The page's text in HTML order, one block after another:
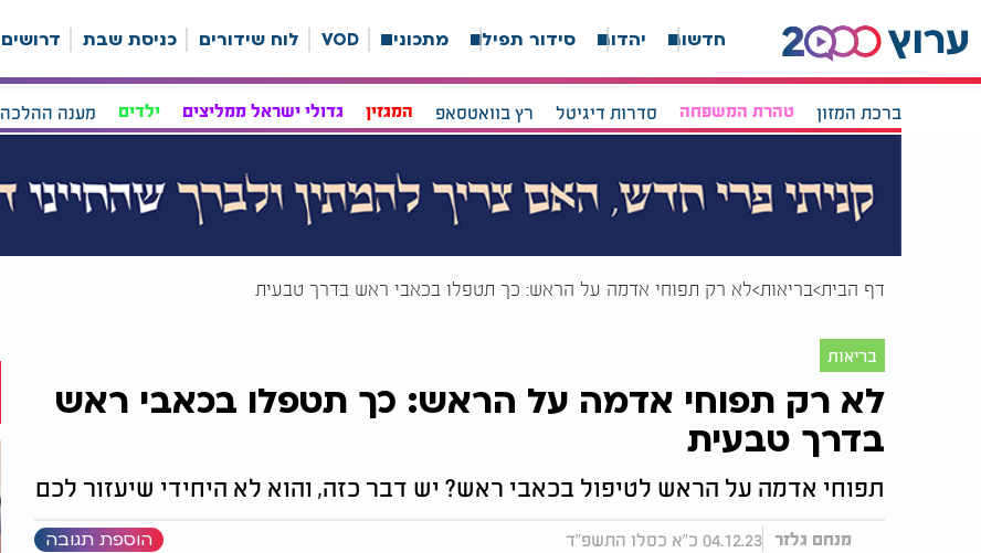
חדשות יהדות סידור תפילה מתכונים VOD לוח שידורים כניסת שבת דרושים
ברכת המזון טהרת המשפחה סדרות דיגיטל רץ בוואטסאפ המגזין גדולי ישראל ממליצים ילדים מענה ההלכה
דף הבית בריאות לא רק תפוחי אדמה על הראש: כך תטפלו בכאבי ראש בדרך טבעית
בריאות
לא רק תפוחי אדמה על הראש: כך תטפלו בכאבי ראש
בדרך טבעית
תפוחי אדמה על הראש לטיפול בכאבי ראש? יש דבר כזה, והוא לא היחידי שיעזור לכם
מנחם גלזר 04.12.23 כ"א כסלו התשפ"ד הוספת תגובה